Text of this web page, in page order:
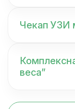
Чекап УЗИ
веса”